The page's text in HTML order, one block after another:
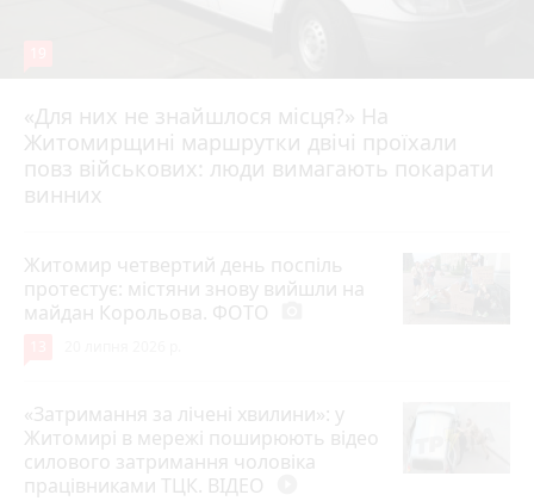
«Для них не знайшлося місця?» На
Житомирщині маршрутки двічі проїхали
повз військових: люди вимагають покарати
винних
17 липня 2026 р.
Житомир четвертий день поспіль
протестує: містяни знову вийшли на
майдан Корольова. ФОТО
«Затримання за лічені хвилини»: у
Житомирі в мережі поширюють відео
силового затримання чоловіка
працівниками ТЦК. ВІДЕО